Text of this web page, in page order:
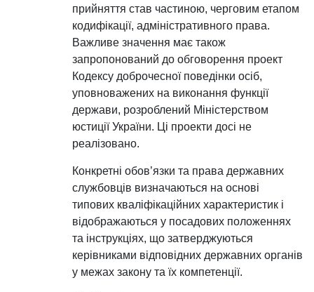
прийняття став частиною, черговим етапом
кодифікації, адміністративного права.
Важливе значення має також
запропонований до обговорення проект
Кодексу доброчесної поведінки осіб,
уповноважених на виконання функції
держави, розроблений Міністерством
юстиції України. Ці проекти досі не
реалізовано.
Конкретні обов’язки та права державних
службовців визначаються на основі
типових кваліфікаційних характеристик і
відображаються у посадових положеннях
та інструкціях, що затверджуються
керівниками відповідних державних органів
у межах закону та їх компетенції.